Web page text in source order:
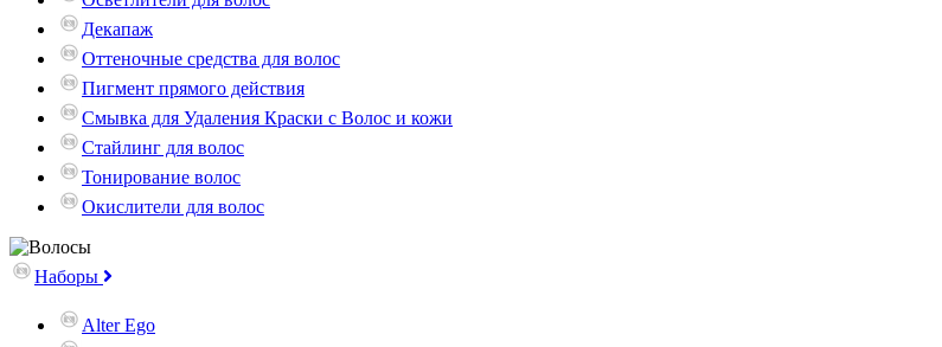
Декапаж
Оттеночные средства для волос
Пигмент прямого действия
Смывка для Удаления Краски с Волос и кожи
Стайлинг для волос
Тонирование волос
Окислители для волос
Наборы
Alter Ego